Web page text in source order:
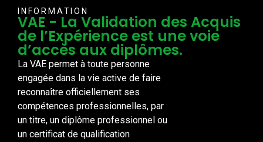
INFORMATION
VAE - La Validation des Acquis
de l’Expérience est une voie
d’accès aux diplômes.
La VAE permet à toute personne
engagée dans la vie active de faire
reconnaître officiellement ses
compétences professionnelles, par
un titre, un diplôme professionnel ou
un certificat de qualification